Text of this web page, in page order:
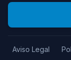
Aviso Legal